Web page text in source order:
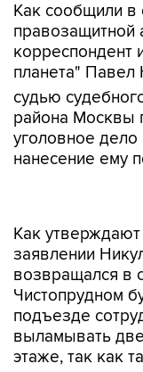
Как сообщили
правозащитной
корреспондент
планета" Павел
судью
района Москвы
уголовное
нанесение ему
возвращался в
Чистопрудном
подъезде
выламывать
этаже, так как
данным,
мэры Москвы